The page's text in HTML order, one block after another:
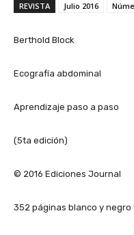
REVISTA Julio 2016
Berthold Block
Ecografía abdominal
Aprendizaje paso a paso
(5ta edición)
© 2016 Ediciones Journal
352 páginas blanco y negro